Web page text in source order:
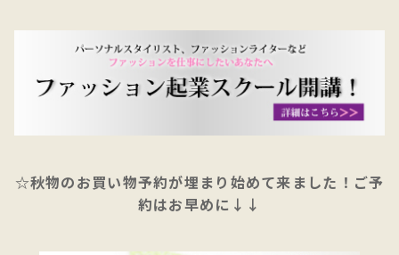
☆秋物のお買い物予約が埋まり始めて来ました！ご予
約はお早めに↓↓